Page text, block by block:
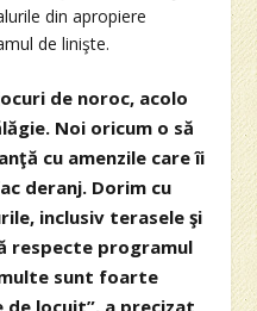
din apropiere
de linişte.
de noroc, acolo
Noi oricum o să
cu amenzile care îi
deranj. Dorim cu
inclusiv terasele şi
respecte programul
sunt foarte
locuit”, a precizat